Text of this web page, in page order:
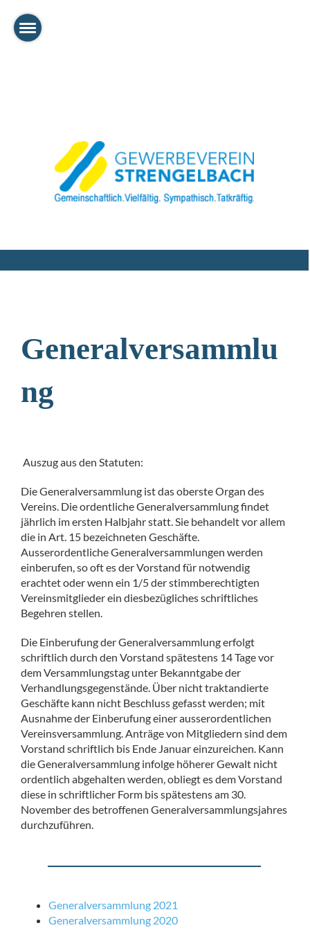
Generalversammlu
ng
Auszug aus den Statuten:
Die Generalversammlung ist das oberste Organ des
Vereins. Die ordentliche Generalversammlung findet
jährlich im ersten Halbjahr statt. Sie behandelt vor allem
die in Art. 15 bezeichneten Geschäfte.
Ausserordentliche Generalversammlungen werden
einberufen, so oft es der Vorstand für notwendig
erachtet oder wenn ein 1/5 der stimmberechtigten
Vereinsmitglieder ein diesbezügliches schriftliches
Begehren stellen.
Die Einberufung der Generalversammlung erfolgt
schriftlich durch den Vorstand spätestens 14 Tage vor
dem Versammlungstag unter Bekanntgabe der
Verhandlungsgegenstände. Über nicht traktandierte
Geschäfte kann nicht Beschluss gefasst werden; mit
Ausnahme der Einberufung einer ausserordentlichen
Vereinsversammlung. Anträge von Mitgliedern sind dem
Vorstand schriftlich bis Ende Januar einzureichen. Kann
die Generalversammlung infolge höherer Gewalt nicht
ordentlich abgehalten werden, obliegt es dem Vorstand
diese in schriftlicher Form bis spätestens am 30.
November des betroffenen Generalversammlungsjahres
durchzuführen.
Generalversammlung 2021
Generalversammlung 2020